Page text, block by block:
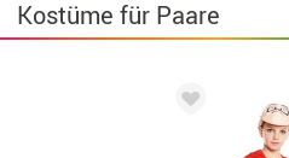
Kostüme für Paare